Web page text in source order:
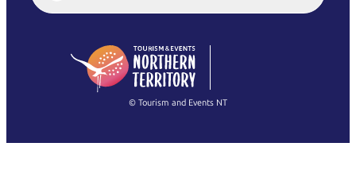
English
(Singapore)
Français
繁體中文
© Tourism and Events NT